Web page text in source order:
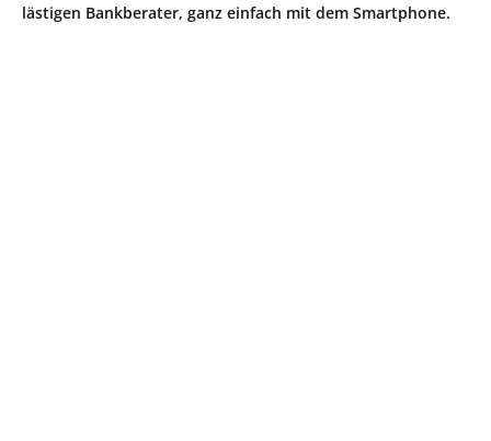
lästigen Bankberater, ganz einfach mit dem Smartphone.